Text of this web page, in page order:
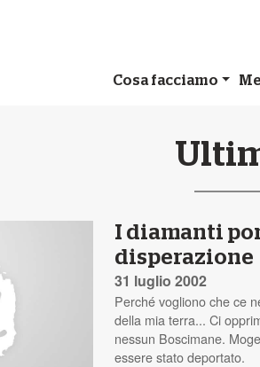
Cosa facciamo
I diamanti
disperazione
31 luglio 2002
Perché vogliono che ce
della mia terra... Ci
nessun Boscimane.
essere stato deportato.